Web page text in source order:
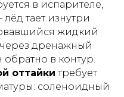
в испарителе,
тает изнутри
жидкий
через дренажный
в контур.
оттайки требует
соленоидный